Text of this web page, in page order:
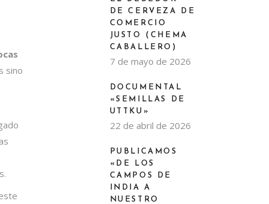
sino
DE CERVEZA DE
COMERCIO
JUSTO (CHEMA
CABALLERO)
7 de mayo de 2026
DOCUMENTAL
«SEMILLAS DE
UTTKU»
22 de abril de 2026
PUBLICAMOS
«DE LOS
CAMPOS DE
INDIA A
NUESTRO